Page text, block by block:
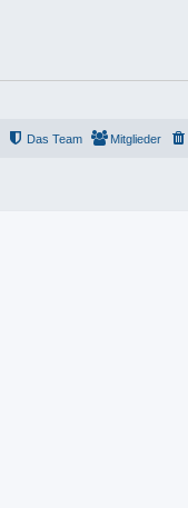
Mitglieder
Das Team